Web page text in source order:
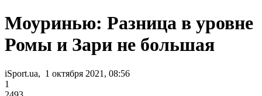
Моуринью: Разница в уровне
Ромы и Зари не большая
iSport.ua, 1 октября 2021, 08:56
1